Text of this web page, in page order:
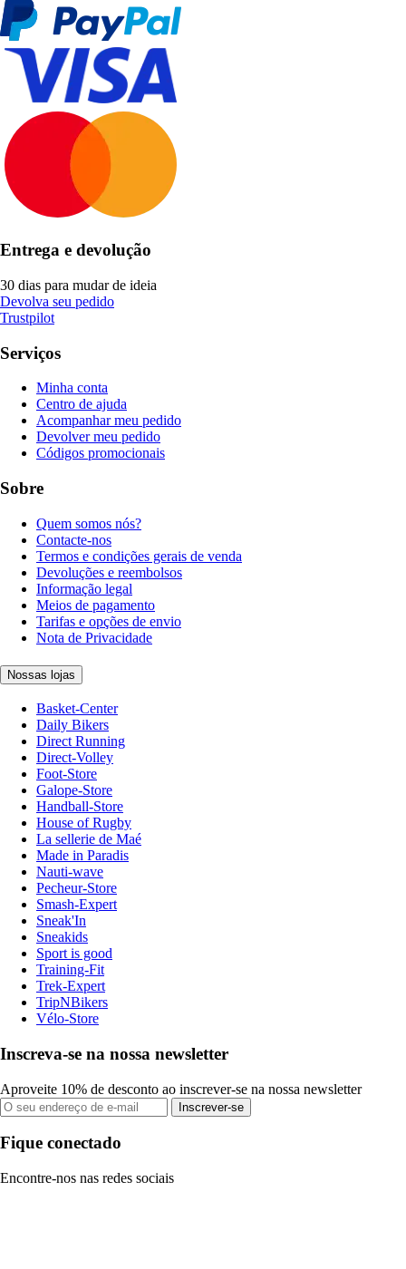
Entrega e devolução
30 dias para mudar de ideia
Devolva seu pedido
Trustpilot
Serviços
Minha conta
Centro de ajuda
Acompanhar meu pedido
Devolver meu pedido
Códigos promocionais
Sobre
Quem somos nós?
Contacte-nos
Termos e condições gerais de venda
Devoluções e reembolsos
Informação legal
Meios de pagamento
Tarifas e opções de envio
Nota de Privacidade
Nossas lojas
Basket-Center
Daily Bikers
Direct Running
Direct-Volley
Foot-Store
Galope-Store
Handball-Store
House of Rugby
La sellerie de Maé
Made in Paradis
Nauti-wave
Pecheur-Store
Smash-Expert
Sneak'In
Sneakids
Sport is good
Training-Fit
Trek-Expert
TripNBikers
Vélo-Store
Inscreva-se na nossa newsletter
Aproveite 10% de desconto ao inscrever-se na nossa newsletter
Inscrever-se
Fique conectado
Encontre-nos nas redes sociais